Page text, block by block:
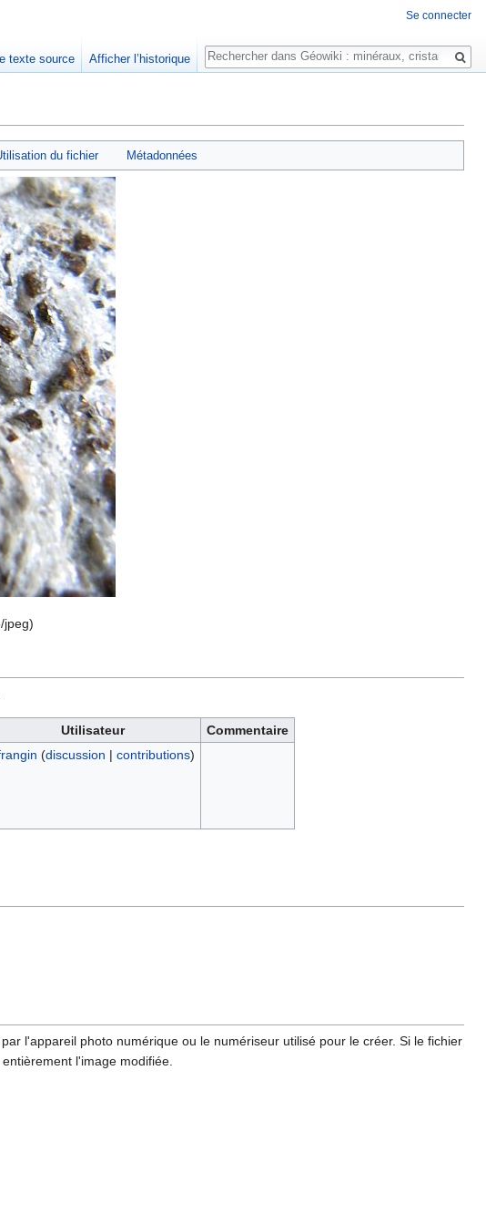
du fichier Métadonnées
jpeg)
Utilisateur
Commentaire
(discussion | contributions)
l'appareil photo numérique ou le numériseur utilisé pour le créer. Si le fichier
l'image modifiée.
Se connecter
texte source Afficher l’historique
Rechercher